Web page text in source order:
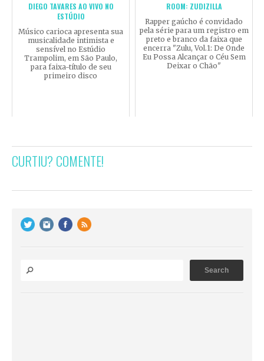
DIEGO TAVARES AO VIVO NO
ESTÚDIO
Músico carioca apresenta sua
musicalidade intimista e
sensível no Estúdio
Trampolim, em São Paulo,
para faixa-título de seu
primeiro disco
ROOM: ZUDIZILLA
Rapper gaúcho é convidado
pela série para um registro em
preto e branco da faixa que
encerra "Zulu, Vol.1: De Onde
Eu Possa Alcançar o Céu Sem
Deixar o Chão"
CURTIU? COMENTE!